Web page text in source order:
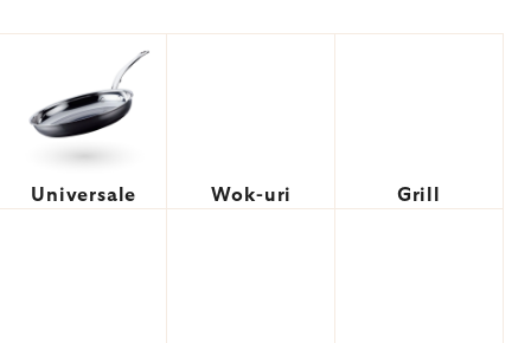
Universale Wok-uri Grill